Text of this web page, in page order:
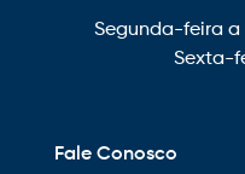
Segunda-feira a
Sexta-
Fale Conosco